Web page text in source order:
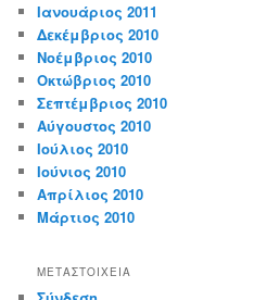
Ιανουάριος 2011
Δεκέμβριος 2010
Νοέμβριος 2010
Οκτώβριος 2010
Σεπτέμβριος 2010
Αύγουστος 2010
Ιούλιος 2010
Ιούνιος 2010
Απρίλιος 2010
Μάρτιος 2010
ΜΕΤΑΣΤΟΙΧΕΊΑ